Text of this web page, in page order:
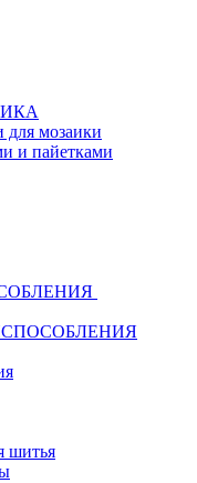
для мозаики
и пайетками
шитья